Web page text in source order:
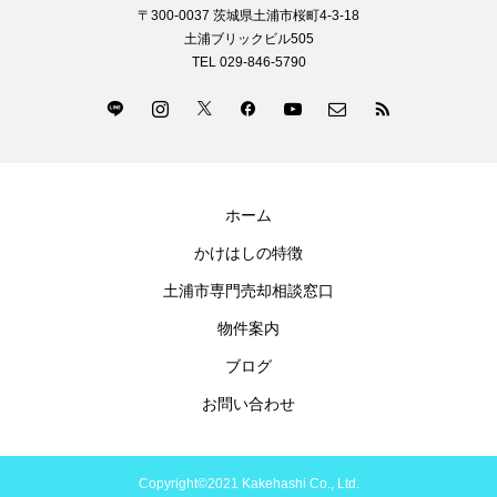
〒300-0037 茨城県土浦市桜町4-3-18
土浦ブリックビル505
TEL 029-846-5790
ホーム
かけはしの特徴
土浦市専門売却相談窓口
物件案内
ブログ
お問い合わせ
Copyright©2021 Kakehashi Co., Ltd.